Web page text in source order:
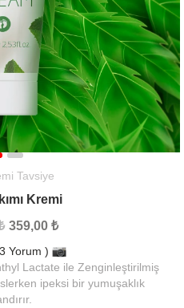
Tavsiye
Kremi
359,00 ₺
Yorum )
Lactate ile Zenginleştirilmiş
ipeksi bir yumuşaklık